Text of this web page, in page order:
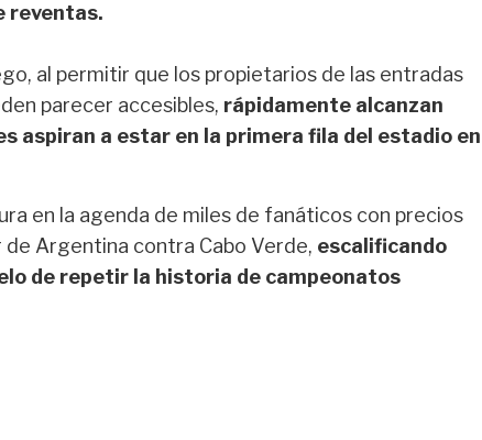
reventas.
al permitir que los propietarios de las entradas
parecer accesibles, rápidamente alcanzan
aspiran a estar en la primera fila del estadio en
en la agenda de miles de fanáticos con precios
Argentina contra Cabo Verde, escalificando
de repetir la historia de campeonatos